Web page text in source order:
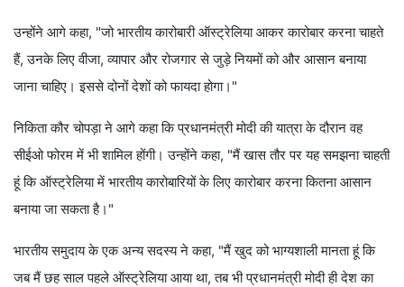
उन्होंने आगे कहा, "जो भारतीय कारोबारी ऑस्ट्रेलिया आकर कारोबार करना चाहते
हैं, उनके लिए वीजा, व्यापार और रोजगार से जुड़े नियमों को और आसान बनाया
जाना चाहिए। इससे दोनों देशों को फायदा होगा।"
निकिता कौर चोपड़ा ने आगे कहा कि प्रधानमंत्री मोदी की यात्रा के दौरान वह
सीईओ फोरम में भी शामिल होंगी। उन्होंने कहा, "मैं खास तौर पर यह समझना चाहती
हूं कि ऑस्ट्रेलिया में भारतीय कारोबारियों के लिए कारोबार करना कितना आसान
बनाया जा सकता है।"
भारतीय समुदाय के एक अन्य सदस्य ने कहा, "मैं खुद को भाग्यशाली मानता हूं कि
जब मैं छह साल पहले ऑस्ट्रेलिया आया था, तब भी प्रधानमंत्री मोदी ही देश का